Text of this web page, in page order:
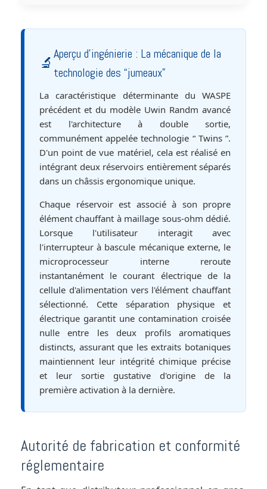
🔬 Aperçu d'ingénierie : La mécanique de la
technologie des “jumeaux”
La caractéristique déterminante du WASPE
précédent et du modèle Uwin Randm avancé
est l'architecture à double sortie,
communément appelée technologie “ Twins ”.
D'un point de vue matériel, cela est réalisé en
intégrant deux réservoirs entièrement séparés
dans un châssis ergonomique unique.
Chaque réservoir est associé à son propre
élément chauffant à maillage sous-ohm dédié.
Lorsque l'utilisateur interagit avec
l'interrupteur à bascule mécanique externe, le
microprocesseur interne reroute
instantanément le courant électrique de la
cellule d'alimentation vers l'élément chauffant
sélectionné. Cette séparation physique et
électrique garantit une contamination croisée
nulle entre les deux profils aromatiques
distincts, assurant que les extraits botaniques
maintiennent leur intégrité chimique précise
et leur sortie gustative d'origine de la
première activation à la dernière.
Autorité de fabrication et conformité
réglementaire